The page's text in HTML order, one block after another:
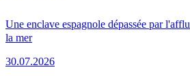
Une enclave espagnole dépassée par
la mer
30.07.2026